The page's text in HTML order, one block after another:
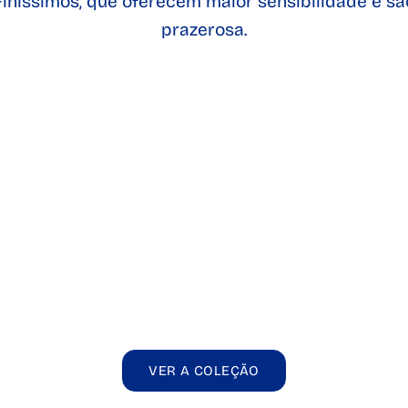
prazerosa.
VER A COLEÇÃO